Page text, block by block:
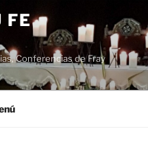
FE
Conferencias de Fray